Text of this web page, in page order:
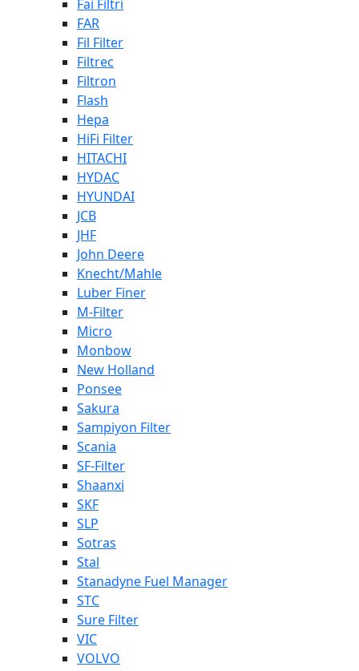
Fai Filtri
FAR
Fil Filter
Filtrec
Filtron
Flash
Hepa
HiFi Filter
HITACHI
HYDAC
HYUNDAI
JCB
JHF
John Deere
Knecht/Mahle
Luber Finer
M-Filter
Micro
Monbow
New Holland
Ponsee
Sakura
Sampiyon Filter
Scania
SF-Filter
Shaanxi
SKF
SLP
Sotras
Stal
Stanadyne Fuel Manager
STC
Sure Filter
VIC
VOLVO